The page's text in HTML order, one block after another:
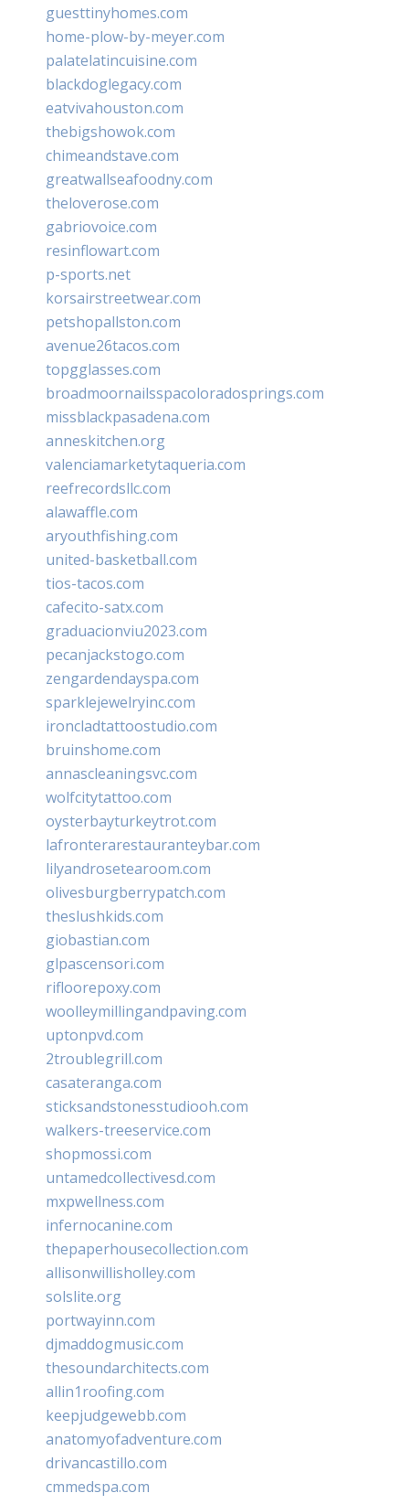
guesttinyhomes.com
home-plow-by-meyer.com
palatelatincuisine.com
blackdoglegacy.com
eatvivahouston.com
thebigshowok.com
chimeandstave.com
greatwallseafoodny.com
theloverose.com
gabriovoice.com
resinflowart.com
p-sports.net
korsairstreetwear.com
petshopallston.com
avenue26tacos.com
topgglasses.com
broadmoornailsspacoloradosprings.com
missblackpasadena.com
anneskitchen.org
valenciamarketytaqueria.com
reefrecordsllc.com
alawaffle.com
aryouthfishing.com
united-basketball.com
tios-tacos.com
cafecito-satx.com
graduacionviu2023.com
pecanjackstogo.com
zengardendayspa.com
sparklejewelryinc.com
ironcladtattoostudio.com
bruinshome.com
annascleaningsvc.com
wolfcitytattoo.com
oysterbayturkeytrot.com
lafronterarestauranteybar.com
lilyandrosetearoom.com
olivesburgberrypatch.com
theslushkids.com
giobastian.com
glpascensori.com
rifloorepoxy.com
woolleymillingandpaving.com
uptonpvd.com
2troublegrill.com
casateranga.com
sticksandstonesstudiooh.com
walkers-treeservice.com
shopmossi.com
untamedcollectivesd.com
mxpwellness.com
infernocanine.com
thepaperhousecollection.com
allisonwillisholley.com
solslite.org
portwayinn.com
djmaddogmusic.com
thesoundarchitects.com
allin1roofing.com
keepjudgewebb.com
anatomyofadventure.com
drivancastillo.com
cmmedspa.com